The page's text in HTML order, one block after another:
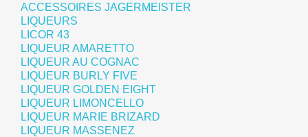
ACCESSOIRES JAGERMEISTER
LIQUEURS
LICOR 43
LIQUEUR AMARETTO
LIQUEUR AU COGNAC
LIQUEUR BURLY FIVE
LIQUEUR GOLDEN EIGHT
LIQUEUR LIMONCELLO
LIQUEUR MARIE BRIZARD
LIQUEUR MASSENEZ